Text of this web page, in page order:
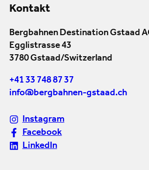
Kontakt
Bergbahnen Destination Gstaad
Egglistrasse 43
3780 Gstaad/Switzerland
+41 33 748 87 37
info@bergbahnen-gstaad.ch
Instagram
Facebook
LinkedIn